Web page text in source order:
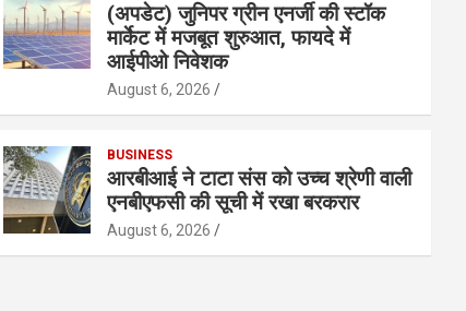
(अपडेट) जुनिपर ग्रीन एनर्जी की स्टॉक
मार्केट में मजबूत शुरुआत, फायदे में
आईपीओ निवेशक
August 6, 2026
BUSINESS
आरबीआई ने टाटा संस को उच्च श्रेणी वाली
एनबीएफसी की सूची में रखा बरकरार
August 6, 2026